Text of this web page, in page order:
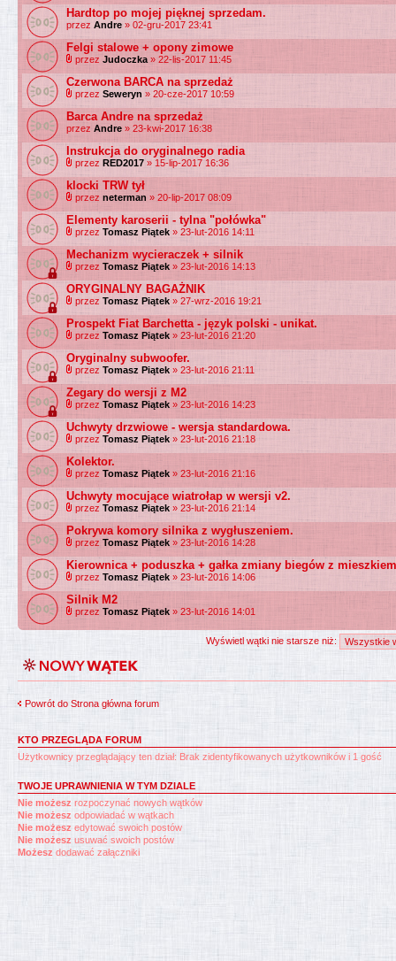
Hardtop po mojej pięknej sprzedam.
przez Andre » 02-gru-2017 23:41
Felgi stalowe + opony zimowe
przez Judoczka » 22-lis-2017 11:45
Czerwona BARCA na sprzedaż
przez Seweryn » 20-cze-2017 10:59
Barca Andre na sprzedaż
przez Andre » 23-kwi-2017 16:38
Instrukcja do oryginalnego radia
przez RED2017 » 15-lip-2017 16:36
klocki TRW tył
przez neterman » 20-lip-2017 08:09
Elementy karoserii - tylna "połówka"
przez Tomasz Piątek » 23-lut-2016 14:11
Mechanizm wycieraczek + silnik
przez Tomasz Piątek » 23-lut-2016 14:13
ORYGINALNY BAGAŻNIK
przez Tomasz Piątek » 27-wrz-2016 19:21
Prospekt Fiat Barchetta - język polski - unikat.
przez Tomasz Piątek » 23-lut-2016 21:20
Oryginalny subwoofer.
przez Tomasz Piątek » 23-lut-2016 21:11
Zegary do wersji z M2
przez Tomasz Piątek » 23-lut-2016 14:23
Uchwyty drzwiowe - wersja standardowa.
przez Tomasz Piątek » 23-lut-2016 21:18
Kolektor.
przez Tomasz Piątek » 23-lut-2016 21:16
Uchwyty mocujące wiatrołap w wersji v2.
przez Tomasz Piątek » 23-lut-2016 21:14
Pokrywa komory silnika z wygłuszeniem.
przez Tomasz Piątek » 23-lut-2016 14:28
Kierownica + poduszka + gałka zmiany biegów z mieszkiem
przez Tomasz Piątek » 23-lut-2016 14:06
Silnik M2
przez Tomasz Piątek » 23-lut-2016 14:01
Wyświetl wątki nie starsze niż:
Powrót do Strona główna forum
KTO PRZEGLĄDA FORUM
Użytkownicy przeglądający ten dział: Brak zidentyfikowanych użytkowników i 1 gość
TWOJE UPRAWNIENIA W TYM DZIALE
Nie możesz rozpoczynać nowych wątków
Nie możesz odpowiadać w wątkach
Nie możesz edytować swoich postów
Nie możesz usuwać swoich postów
Możesz dodawać załączniki